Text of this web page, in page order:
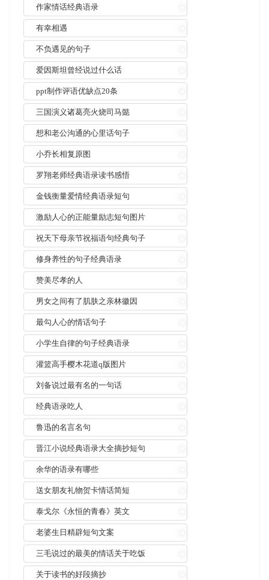
作家情话经典语录
有幸相遇
不负遇见的句子
爱因斯坦曾经说过什么话
ppt制作评语优缺点20条
三国演义诸葛亮火烧司马懿
想和老公沟通的心里话句子
小乔长相复原图
罗翔老师经典语录读书感悟
金钱衡量爱情经典语录短句
激励人心的正能量励志短句图片
祝天下母亲节祝福语句经典句子
修身养性的句子经典语录
赞美尽孝的人
男女之间有了肌肤之亲林徽因
最勾人心的情话句子
小学生自律的句子经典语录
灌篮高手樱木花道q版图片
刘备说过最有名的一句话
经典语录吃人
鲁迅的名言名句
晋江小说经典语录大全摘抄短句
余华的语录有哪些
送女朋友礼物贺卡情话简短
泰戈尔《永恒的青春》英文
老婆生日精辟短句文案
三毛说过的最美的情话关于吃饭
关于读书的好段摘抄